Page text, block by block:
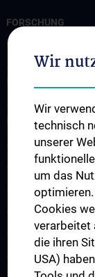
FORSCHUNG
Professur für
Arbeitsgruppe für
Arbeitsgruppe für
Demenzerkrankungen
Arbeitsgruppe
Arbeitsgruppe für
Arbeitsgruppe für
Arbeitsgruppe für
Arbeitsgruppe für
Arbeitsgruppe für
Wir
Wir
technisch
unserer
um das
Cookies
verarbeitet
die ihren
USA)